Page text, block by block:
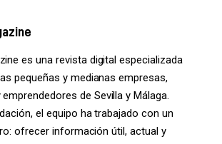
es una revista digital especializada
pequeñas y medianas empresas,
de Sevilla y Málaga.
el equipo ha trabajado con un
ofrecer información útil, actual y